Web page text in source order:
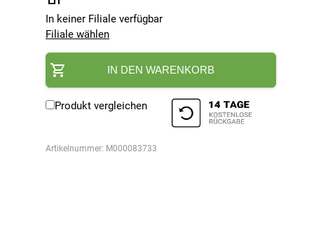
In keiner Filiale verfügbar
Filiale wählen
IN DEN WARENKORB
Produkt vergleichen
Artikelnummer: M000083733